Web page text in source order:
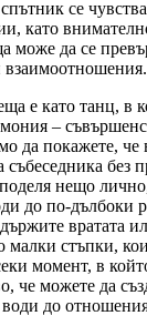
се
като
може да се
взаимоотношения.
е като танц, в
–
да покажете, че
без
нещо
до по-дълбоки
вратата
малки стъпки,
момент, в
че можете да
до